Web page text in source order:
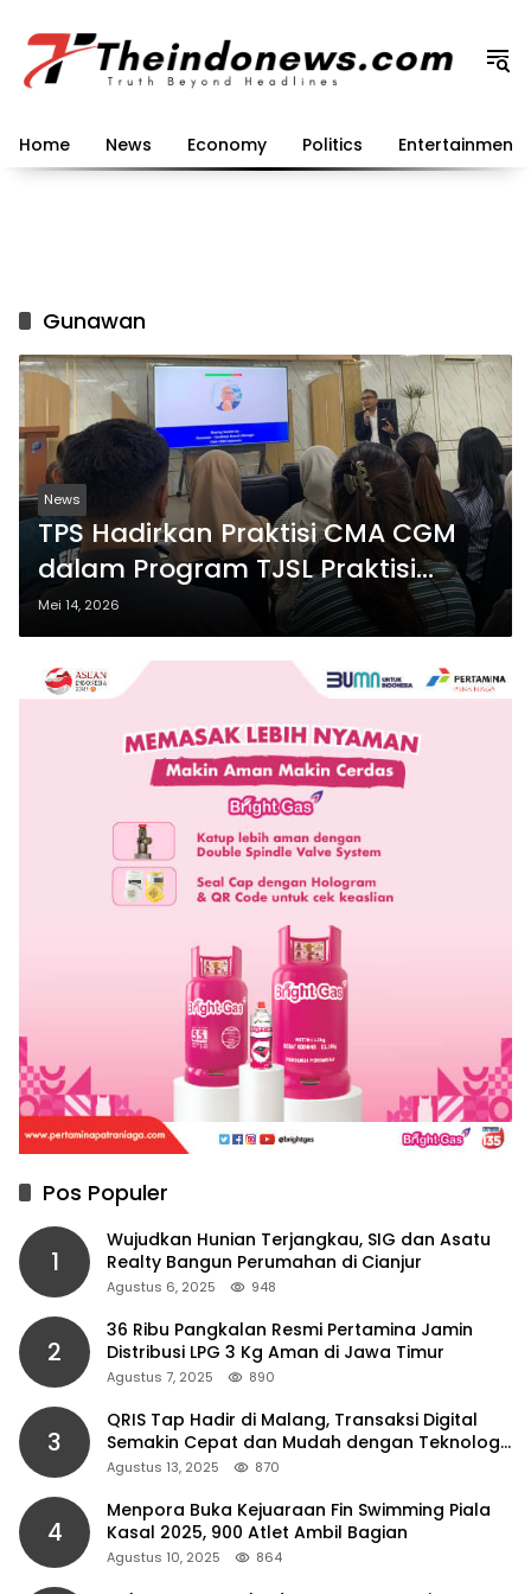
konten
Home News Economy Politics Entertainment
Gunawan
News
TPS Hadirkan Praktisi CMA CGM
dalam Program TJSL Praktisi
Mengajar 2026
Mei 14, 2026
Pos Populer
1
Wujudkan Hunian Terjangkau, SIG dan Asatu
Realty Bangun Perumahan di Cianjur
Agustus 6, 2025 948
2
36 Ribu Pangkalan Resmi Pertamina Jamin
Distribusi LPG 3 Kg Aman di Jawa Timur
Agustus 7, 2025 890
3
QRIS Tap Hadir di Malang, Transaksi Digital
Semakin Cepat dan Mudah dengan Teknologi
NFC
Agustus 13, 2025 870
4
Menpora Buka Kejuaraan Fin Swimming Piala
Kasal 2025, 900 Atlet Ambil Bagian
Agustus 10, 2025 864